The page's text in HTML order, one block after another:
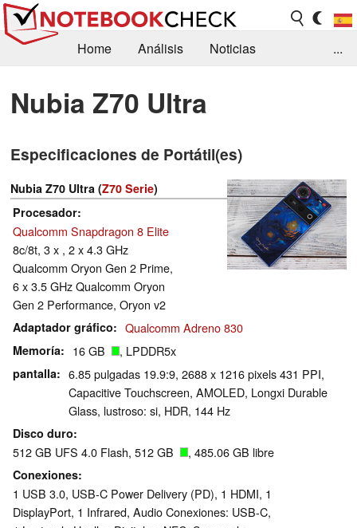
Home Análisis
Noticias
Orientación para la Compra
Busca
Contacto
...
Nubia Z70 Ultra
Especificaciones de Portátil(es)
Nubia Z70 Ultra (Z70 Serie)
Procesador
Qualcomm Snapdragon 8 Elite
8c/8t, 3 x , 2 x 4.3 GHz
Qualcomm Oryon Gen 2 Prime,
6 x 3.5 GHz Qualcomm Oryon
Gen 2 Performance, Oryon v2
Adaptador gráfico Qualcomm Adreno 830
Memoría 16 GB , LPDDR5x
pantalla
6.85 pulgadas 19.9:9, 2688 x 1216 pixels 431 PPI,
Capacitive Touchscreen, AMOLED, Longxi Durable
Glass, lustroso: si, HDR, 144 Hz
Disco duro
512 GB UFS 4.0 Flash, 512 GB , 485.06 GB libre
Conexiones
1 USB 3.0, USB-C Power Delivery (PD), 1 HDMI, 1
DisplayPort, 1 Infrared, Audio Conexiones: USB-C,